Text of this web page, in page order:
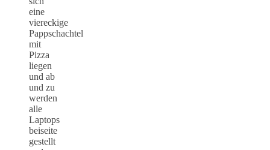
eine
viereckige
Pappschachtel
mit
Pizza
liegen
und ab
und zu
werden
alle
Laptops
beiseite
gestellt